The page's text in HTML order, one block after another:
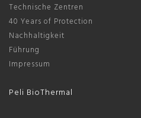
Technische Zentren
40 Years of Protection
Nachhaltigkeit
Führung
Impressum
Peli BioThermal